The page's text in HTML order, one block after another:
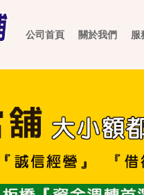
公司首頁 關於我們 服